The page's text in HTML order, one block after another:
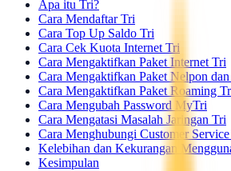
Apa itu Tri?
Cara Mendaftar Tri
Cara Top Up Saldo Tri
Cara Cek Kuota Internet Tri
Cara Mengaktifkan Paket Internet Tri
Cara Mengaktifkan Paket Nelpon
Cara Mengaktifkan Paket Roaming
Cara Mengubah Password MyTri
Cara Mengatasi Masalah Jaringan Tri
Cara Menghubungi Customer
Kelebihan dan Kekurangan
Kesimpulan